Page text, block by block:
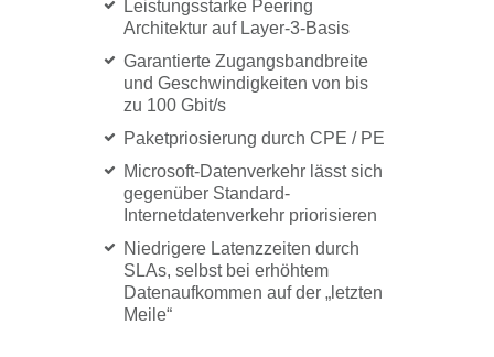
Leistungsstarke Peering
Architektur auf Layer-3-Basis
Garantierte Zugangsbandbreite
und Geschwindigkeiten von bis
zu 100 Gbit/s
Paketpriosierung durch CPE / PE
Microsoft-Datenverkehr lässt sich
gegenüber Standard-
Internetdatenverkehr priorisieren
Niedrigere Latenzzeiten durch
SLAs, selbst bei erhöhtem
Datenaufkommen auf der „letzten
Meile“